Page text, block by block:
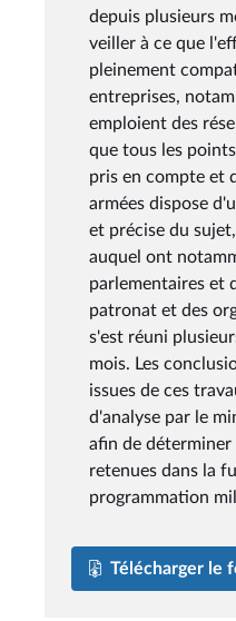
depuis plusieurs
veiller à ce que
pleinement
entreprises,
emploient des
que tous les
pris en compte et
armées dispose
et précise du
auquel ont
parlementaires et
patronat et des
s'est réuni
mois. Les
issues de ces
d'analyse par le
afin de
retenues dans la
programmation
Télécharger le